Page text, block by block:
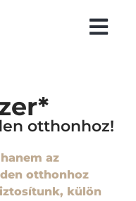
otthonhoz!
az
otthonhoz
külön